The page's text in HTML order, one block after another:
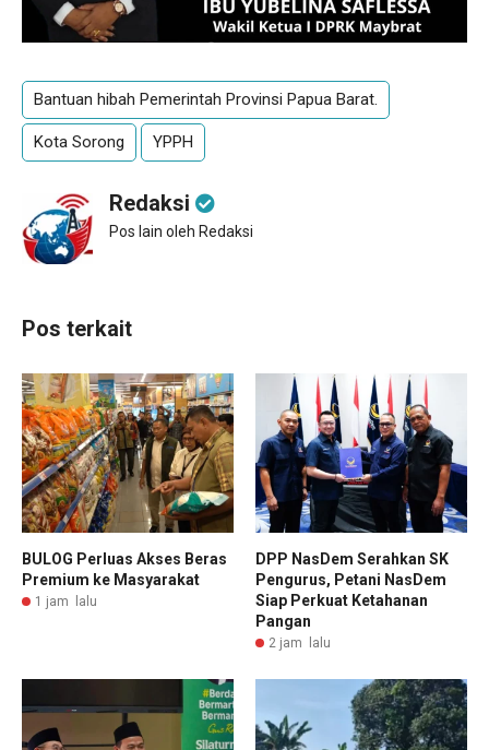
Bantuan hibah Pemerintah Provinsi Papua Barat.
Kota Sorong YPPH
Redaksi
Pos lain oleh Redaksi
Pos terkait
BULOG Perluas Akses Beras
Premium ke Masyarakat
1 jam lalu
DPP NasDem Serahkan SK
Pengurus, Petani NasDem
Siap Perkuat Ketahanan
Pangan
2 jam lalu